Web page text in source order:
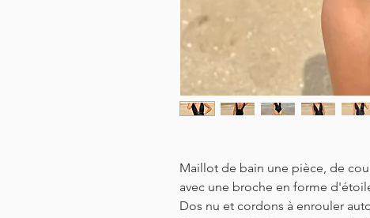
Maillot de bain une pièce, de
avec une broche en forme
Dos nu et cordons à enrouler